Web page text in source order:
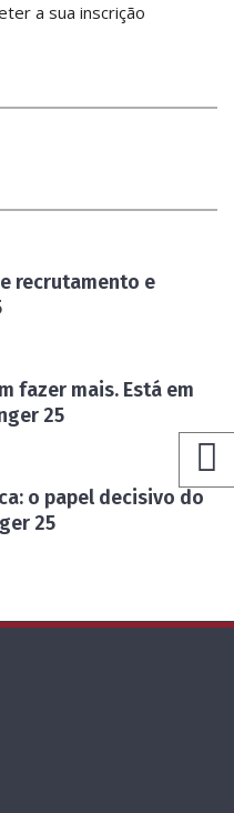
a sua inscrição
recrutamento e
fazer mais. Está em
25
o papel decisivo do
25